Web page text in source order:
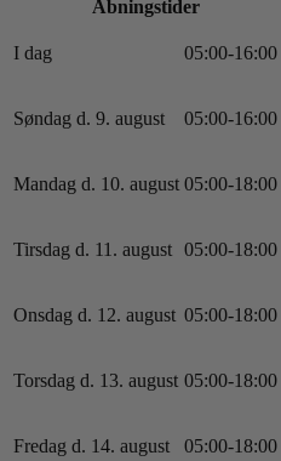
Åbningstider
I dag 05:00-16:00
Søndag d. 9. august 05:00-16:00
Mandag d. 10. august 05:00-18:00
Tirsdag d. 11. august 05:00-18:00
Onsdag d. 12. august 05:00-18:00
Torsdag d. 13. august 05:00-18:00
Fredag d. 14. august 05:00-18:00